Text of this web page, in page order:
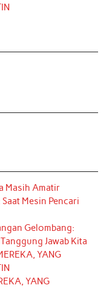
Masih Amatir
Saat Mesin Pencari
Gelombang:
Jawab Kita
YANG
YANG